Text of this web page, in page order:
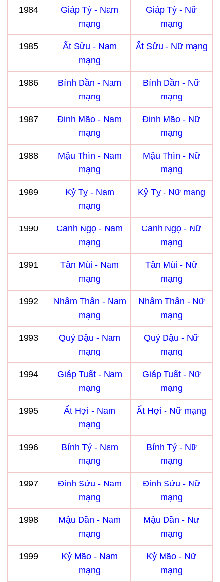
1984
Giáp Tý - Nam
mạng
Giáp Tý - Nữ
mạng
1985
Ất Sửu - Nam
mạng
Ất Sửu - Nữ mạng
1986
Bính Dần - Nam
mạng
Bính Dần - Nữ
mạng
1987
Đinh Mão - Nam
mạng
Đinh Mão - Nữ
mạng
1988
Mậu Thìn - Nam
mạng
Mậu Thìn - Nữ
mạng
1989
Kỷ Tỵ - Nam
mạng
Kỷ Tỵ - Nữ mạng
1990
Canh Ngọ - Nam
mạng
Canh Ngọ - Nữ
mạng
1991
Tân Mùi - Nam
mạng
Tân Mùi - Nữ
mạng
1992
Nhâm Thân - Nam
mạng
Nhâm Thân - Nữ
mạng
1993
Quý Dậu - Nam
mạng
Quý Dậu - Nữ
mạng
1994
Giáp Tuất - Nam
mạng
Giáp Tuất - Nữ
mạng
1995
Ất Hợi - Nam
mạng
Ất Hợi - Nữ mạng
1996
Bính Tý - Nam
mạng
Bính Tý - Nữ
mạng
1997
Đinh Sửu - Nam
mạng
Đinh Sửu - Nữ
mạng
1998
Mậu Dần - Nam
mạng
Mậu Dần - Nữ
mạng
1999
Kỷ Mão - Nam
mạng
Kỷ Mão - Nữ
mạng